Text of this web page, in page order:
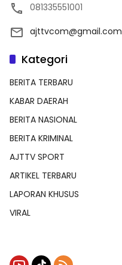
081335551001
ajttvcom@gmail.com
Kategori
BERITA TERBARU
KABAR DAERAH
BERITA NASIONAL
BERITA KRIMINAL
AJTTV SPORT
ARTIKEL TERBARU
LAPORAN KHUSUS
VIRAL